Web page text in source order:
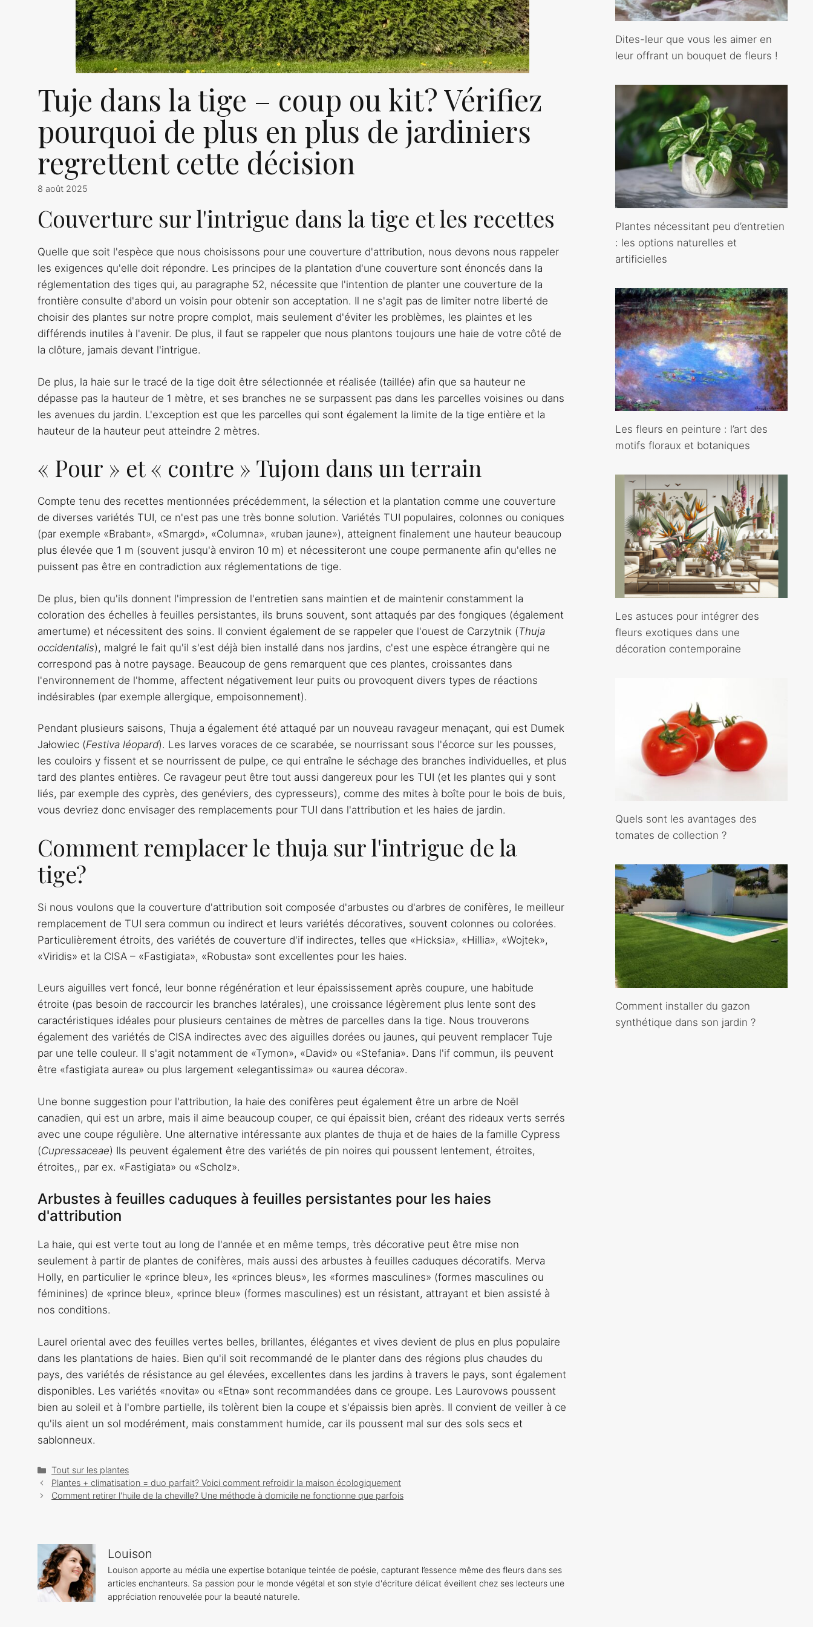
Tuje dans la tige – coup ou kit? Vérifiez
pourquoi de plus en plus de jardiniers
regrettent cette décision
8 août 2025
Couverture sur l'intrigue dans la tige et les recettes
Quelle que soit l'espèce que nous choisissons pour une couverture d'attribution, nous devons nous rappeler
les exigences qu'elle doit répondre. Les principes de la plantation d'une couverture sont énoncés dans la
réglementation des tiges qui, au paragraphe 52, nécessite que l'intention de planter une couverture de la
frontière consulte d'abord un voisin pour obtenir son acceptation. Il ne s'agit pas de limiter notre liberté de
choisir des plantes sur notre propre complot, mais seulement d'éviter les problèmes, les plaintes et les
différends inutiles à l'avenir. De plus, il faut se rappeler que nous plantons toujours une haie de votre côté de
la clôture, jamais devant l'intrigue.
De plus, la haie sur le tracé de la tige doit être sélectionnée et réalisée (taillée) afin que sa hauteur ne
dépasse pas la hauteur de 1 mètre, et ses branches ne se surpassent pas dans les parcelles voisines ou dans
les avenues du jardin. L'exception est que les parcelles qui sont également la limite de la tige entière et la
hauteur de la hauteur peut atteindre 2 mètres.
« Pour » et « contre » Tujom dans un terrain
Compte tenu des recettes mentionnées précédemment, la sélection et la plantation comme une couverture
de diverses variétés TUI, ce n'est pas une très bonne solution. Variétés TUI populaires, colonnes ou coniques
(par exemple «Brabant», «Smargd», «Columna», «ruban jaune»), atteignent finalement une hauteur beaucoup
plus élevée que 1 m (souvent jusqu'à environ 10 m) et nécessiteront une coupe permanente afin qu'elles ne
puissent pas être en contradiction aux réglementations de tige.
De plus, bien qu'ils donnent l'impression de l'entretien sans maintien et de maintenir constamment la
coloration des échelles à feuilles persistantes, ils bruns souvent, sont attaqués par des fongiques (également
amertume) et nécessitent des soins. Il convient également de se rappeler que l'ouest de Carzytnik (Thuja
occidentalis), malgré le fait qu'il s'est déjà bien installé dans nos jardins, c'est une espèce étrangère qui ne
correspond pas à notre paysage. Beaucoup de gens remarquent que ces plantes, croissantes dans
l'environnement de l'homme, affectent négativement leur puits ou provoquent divers types de réactions
indésirables (par exemple allergique, empoisonnement).
Pendant plusieurs saisons, Thuja a également été attaqué par un nouveau ravageur menaçant, qui est Dumek
Jałowiec (Festiva léopard). Les larves voraces de ce scarabée, se nourrissant sous l'écorce sur les pousses,
les couloirs y fissent et se nourrissent de pulpe, ce qui entraîne le séchage des branches individuelles, et plus
tard des plantes entières. Ce ravageur peut être tout aussi dangereux pour les TUI (et les plantes qui y sont
liés, par exemple des cyprès, des genéviers, des cypresseurs), comme des mites à boîte pour le bois de buis,
vous devriez donc envisager des remplacements pour TUI dans l'attribution et les haies de jardin.
Comment remplacer le thuja sur l'intrigue de la
tige?
Si nous voulons que la couverture d'attribution soit composée d'arbustes ou d'arbres de conifères, le meilleur
remplacement de TUI sera commun ou indirect et leurs variétés décoratives, souvent colonnes ou colorées.
Particulièrement étroits, des variétés de couverture d'if indirectes, telles que «Hicksia», «Hillia», «Wojtek»,
«Viridis» et la CISA – «Fastigiata», «Robusta» sont excellentes pour les haies.
Leurs aiguilles vert foncé, leur bonne régénération et leur épaississement après coupure, une habitude
étroite (pas besoin de raccourcir les branches latérales), une croissance légèrement plus lente sont des
caractéristiques idéales pour plusieurs centaines de mètres de parcelles dans la tige. Nous trouverons
également des variétés de CISA indirectes avec des aiguilles dorées ou jaunes, qui peuvent remplacer Tuje
par une telle couleur. Il s'agit notamment de «Tymon», «David» ou «Stefania». Dans l'if commun, ils peuvent
être «fastigiata aurea» ou plus largement «elegantissima» ou «aurea décora».
Une bonne suggestion pour l'attribution, la haie des conifères peut également être un arbre de Noël
canadien, qui est un arbre, mais il aime beaucoup couper, ce qui épaissit bien, créant des rideaux verts serrés
avec une coupe régulière. Une alternative intéressante aux plantes de thuja et de haies de la famille Cypress
(Cupressaceae) Ils peuvent également être des variétés de pin noires qui poussent lentement, étroites,
étroites,, par ex. «Fastigiata» ou «Scholz».
Arbustes à feuilles caduques à feuilles persistantes pour les haies
d'attribution
La haie, qui est verte tout au long de l'année et en même temps, très décorative peut être mise non
seulement à partir de plantes de conifères, mais aussi des arbustes à feuilles caduques décoratifs. Merva
Holly, en particulier le «prince bleu», les «princes bleus», les «formes masculines» (formes masculines ou
féminines) de «prince bleu», «prince bleu» (formes masculines) est un résistant, attrayant et bien assisté à
nos conditions.
Laurel oriental avec des feuilles vertes belles, brillantes, élégantes et vives devient de plus en plus populaire
dans les plantations de haies. Bien qu'il soit recommandé de le planter dans des régions plus chaudes du
pays, des variétés de résistance au gel élevées, excellentes dans les jardins à travers le pays, sont également
disponibles. Les variétés «novita» ou «Etna» sont recommandées dans ce groupe. Les Laurovows poussent
bien au soleil et à l'ombre partielle, ils tolèrent bien la coupe et s'épaissis bien après. Il convient de veiller à ce
qu'ils aient un sol modérément, mais constamment humide, car ils poussent mal sur des sols secs et
sablonneux.
Catégories
Tout sur les plantes
Navigation
des
Plantes + climatisation = duo parfait? Voici comment refroidir la maison écologiquement
Comment retirer l'huile de la cheville? Une méthode à domicile ne fonctionne que parfois
Louison
Louison apporte au média une expertise botanique teintée de poésie, capturant l’essence même des fleurs dans ses
articles enchanteurs. Sa passion pour le monde végétal et son style d'écriture délicat éveillent chez ses lecteurs une
appréciation renouvelée pour la beauté naturelle.
Dites-leur que vous les aimer en
leur offrant un bouquet de fleurs !
Plantes nécessitant peu d’entretien
: les options naturelles et
artificielles
Les fleurs en peinture : l’art des
motifs floraux et botaniques
Les astuces pour intégrer des
fleurs exotiques dans une
décoration contemporaine
Quels sont les avantages des
tomates de collection ?
Comment installer du gazon
synthétique dans son jardin ?